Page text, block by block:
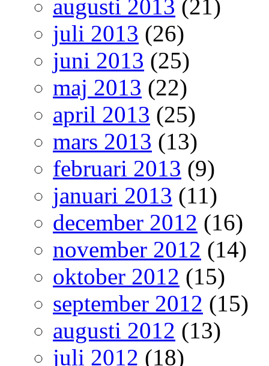
augusti 2013 (21)
juli 2013 (26)
juni 2013 (25)
maj 2013 (22)
april 2013 (25)
mars 2013 (13)
februari 2013 (9)
januari 2013 (11)
december 2012 (16)
november 2012 (14)
oktober 2012 (15)
september 2012 (15)
augusti 2012 (13)
juli 2012 (18)